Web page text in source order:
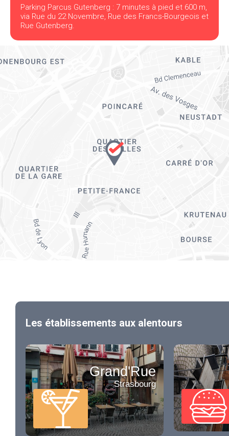
Parking Parcus Gutenberg : 7 minutes à pied et 600 m,
via Rue du 22 Novembre, Rue des Francs-Bourgeois et
Rue Gutenberg.
Les établissements aux alentours
Grand'Rue
Strasbourg